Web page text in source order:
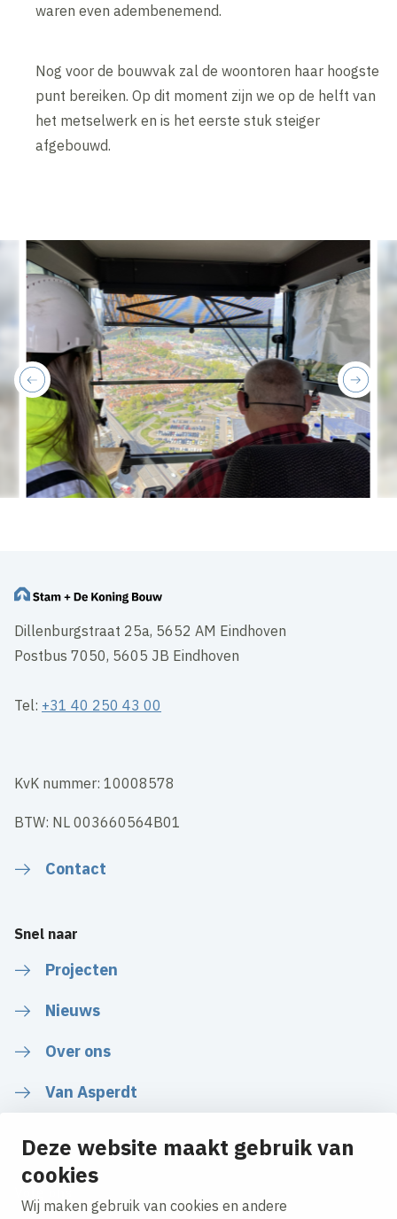
Deze website maakt gebruik van
cookies
Wij maken gebruik van cookies en andere
waren even adembenemend.
Nog voor de bouwvak zal de woontoren haar hoogste
punt bereiken. Op dit moment zijn we op de helft van
het metselwerk en is het eerste stuk steiger
afgebouwd.
next
previous
Dillenburgstraat 25a, 5652 AM Eindhoven
Postbus 7050, 5605 JB Eindhoven
Tel: +31 40 250 43 00
KvK nummer: 10008578
BTW: NL 003660564B01
Contact
Snel naar
Projecten
Nieuws
Over ons
Van Asperdt